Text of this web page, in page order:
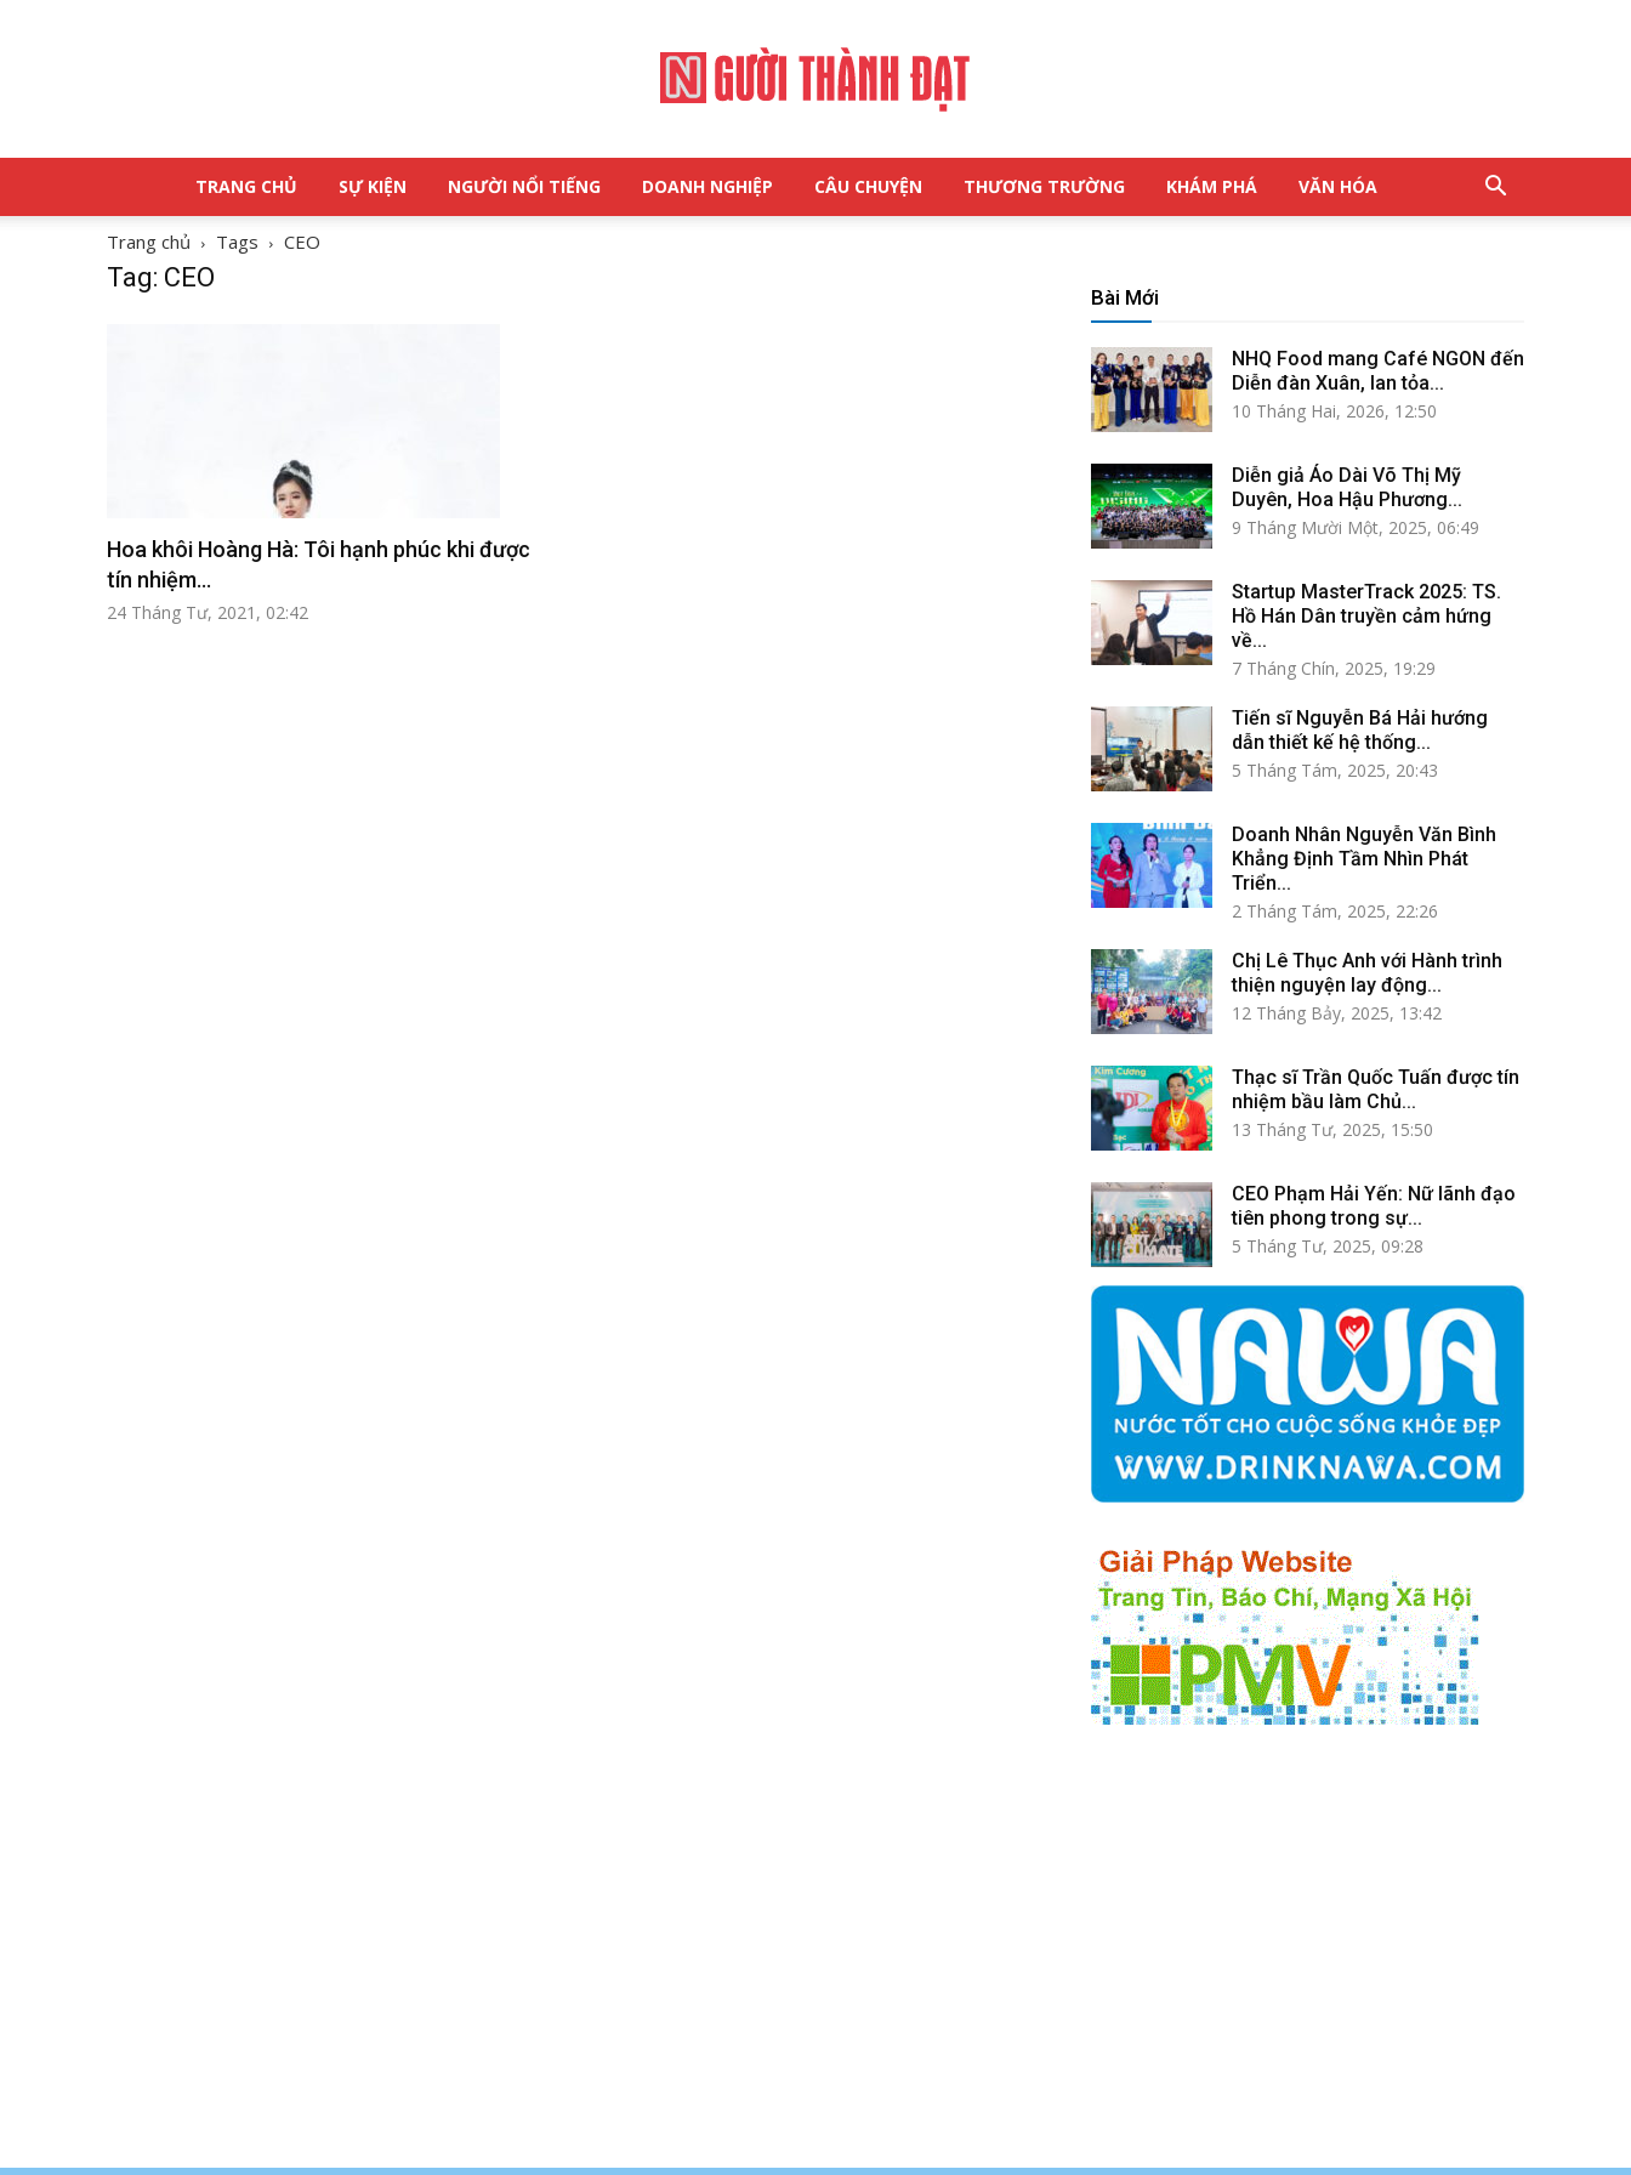
TRANG CHỦ SỰ KIỆN NGƯỜI NỔI TIẾNG DOANH NGHIỆP CÂU CHUYỆN THƯƠNG TRƯỜNG KHÁM PHÁ VĂN HÓA
Trang chủ Tags CEO
Tag: CEO
Hoa khôi Hoàng Hà: Tôi hạnh phúc khi được
tín nhiệm...
24 Tháng Tư, 2021, 02:42
Bài Mới
NHQ Food mang Café NGON đến
Diễn đàn Xuân, lan tỏa...
10 Tháng Hai, 2026, 12:50
Diễn giả Áo Dài Võ Thị Mỹ
Duyên, Hoa Hậu Phương...
9 Tháng Mười Một, 2025, 06:49
Startup MasterTrack 2025: TS.
Hồ Hán Dân truyền cảm hứng
về...
7 Tháng Chín, 2025, 19:29
Tiến sĩ Nguyễn Bá Hải hướng
dẫn thiết kế hệ thống...
5 Tháng Tám, 2025, 20:43
Doanh Nhân Nguyễn Văn Bình
Khẳng Định Tầm Nhìn Phát
Triển...
2 Tháng Tám, 2025, 22:26
Chị Lê Thục Anh với Hành trình
thiện nguyện lay động...
12 Tháng Bảy, 2025, 13:42
Thạc sĩ Trần Quốc Tuấn được tín
nhiệm bầu làm Chủ...
13 Tháng Tư, 2025, 15:50
CEO Phạm Hải Yến: Nữ lãnh đạo
tiên phong trong sự...
5 Tháng Tư, 2025, 09:28